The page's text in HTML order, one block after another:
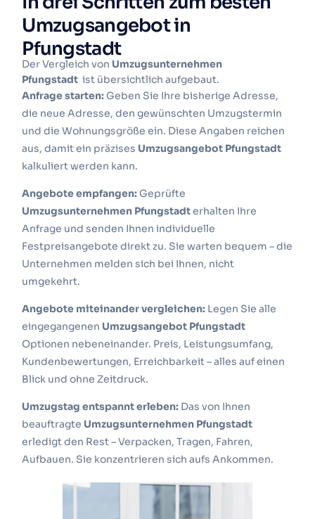
Umzugsangebot in
Pfungstadt
Der Vergleich von Umzugsunternehmen
Pfungstadt ist übersichtlich aufgebaut.
Anfrage starten: Geben Sie Ihre bisherige Adresse,
die neue Adresse, den gewünschten Umzugstermin
und die Wohnungsgröße ein. Diese Angaben reichen
aus, damit ein präzises Umzugsangebot Pfungstadt
kalkuliert werden kann.
Angebote empfangen: Geprüfte
Umzugsunternehmen Pfungstadterhalten Ihre
Anfrage und senden Ihnen individuelle
Festpreisangebote direkt zu. Sie warten bequem – die
Unternehmen melden sich bei Ihnen, nicht
umgekehrt.
Angebote miteinander vergleichen: Legen Sie alle
eingegangenen Umzugsangebot Pfungstadt
Optionen nebeneinander. Preis, Leistungsumfang,
Kundenbewertungen, Erreichbarkeit – alles auf einen
Blick und ohne Zeitdruck.
Umzugstag entspannt erleben: Das von Ihnen
beauftragte Umzugsunternehmen Pfungstadt
erledigt den Rest – Verpacken, Tragen, Fahren,
Aufbauen. Sie konzentrieren sich aufs Ankommen.